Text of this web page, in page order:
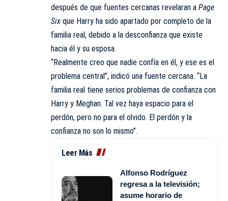
después de que fuentes cercanas revelaran a Page
Six que Harry ha sido apartado por completo de la
familia real, debido a la desconfianza que existe
hacia él y su esposa.
“Realmente creo que nadie confía en él, y ese es el
problema central”, indicó una fuente cercana. “La
familia real tiene serios problemas de confianza con
Harry y Meghan. Tal vez haya espacio para el
perdón, pero no para el olvido. El perdón y la
confianza no son lo mismo”.
Leer Más
Alfonso Rodríguez
regresa a la televisión;
asume horario de